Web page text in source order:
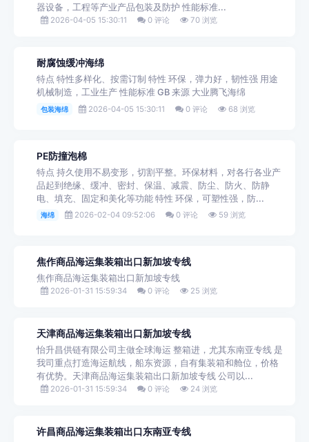
器设备，工程等产业产品包装及防护 性能标准...
2026-04-05 15:30:11 0 评论 70 浏览
耐腐蚀缓冲海绵
特点 特性多样化、按需订制 特性 环保，弹力好，韧性强 用途
机械制造，工业生产 性能标准 GB 来源 大业腾飞海绵
包装海绵 2026-04-05 15:30:11 0 评论 68 浏览
PE防撞泡棉
特点 持久使用不易变形，切割平整。环保材料，对各行各业产
品起到绝缘、缓冲、密封、保温、减震、防尘、防火、防静
电、填充、固定和美化等功能 特性 环保，可塑性强，防...
海绵 2026-02-04 09:52:06 0 评论 59 浏览
焦作商品海运集装箱出口新加坡专线
焦作商品海运集装箱出口新加坡专线
2026-01-31 15:59:34 0 评论 25 浏览
天津商品海运集装箱出口新加坡专线
怡升昌供链有限公司主做全球海运 整箱进，尤其东南亚专线 是
我司重点打造海运航线，船东资源，自有集装箱和舱位，价格
有优势。天津商品海运集装箱出口新加坡专线 公司以...
2026-01-31 15:59:34 0 评论 24 浏览
许昌商品海运集装箱出口东南亚专线